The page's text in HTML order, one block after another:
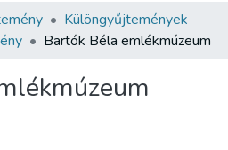
Különgyűjtemények
Bartók Béla emlékmúzeum